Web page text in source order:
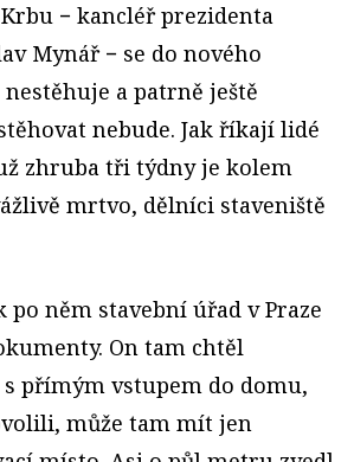
− kancléř prezidenta
Mynář − se do nového
a patrně ještě
nebude. Jak říkají lidé
zhruba tři týdny je kolem
mrtvo, dělníci staveniště
po něm stavební úřad v Praze
On tam chtěl
přímým vstupem do domu,
může tam mít jen